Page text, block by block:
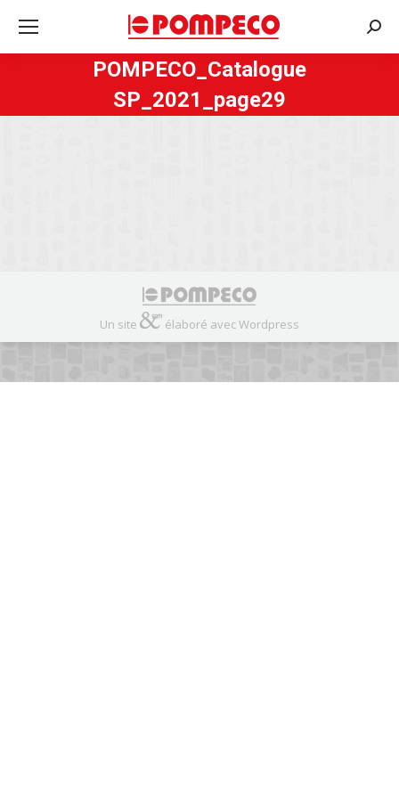
:
POMPECO_Catalogue
SP_2021_page29
Un site élaboré avec Wordpress